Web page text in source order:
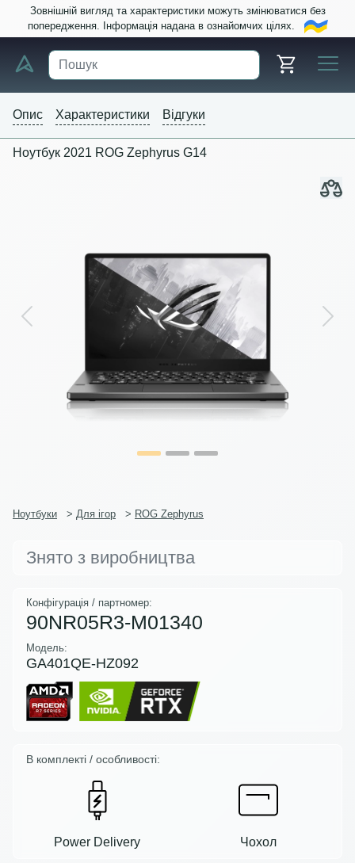
Зовнішній вигляд та характеристики можуть змінюватися без
попередження. Інформація надана в ознайомчих цілях.
Опис Характеристики Відгуки
Ноутбук 2021 ROG Zephyrus G14
Previous Next
Ноутбуки > Для ігор > ROG Zephyrus
Знято з виробництва
Конфігурація / партномер:
90NR05R3-M01340
Модель:
GA401QE-HZ092
В комплекті / особливості:
Power Delivery Чохол